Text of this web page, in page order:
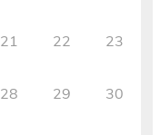
21 22 23
28 29 30